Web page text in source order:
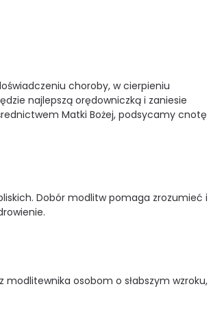
choroby, w cierpieniu
najlepszą orędowniczką i zaniesie
Matki Bożej, podsycamy cnotę
Dobór modlitw pomaga zrozumieć i
osobom o słabszym wzroku,